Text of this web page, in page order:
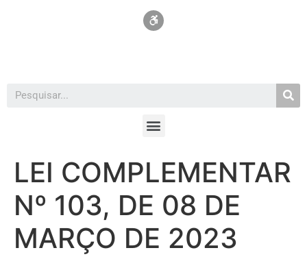
LEI COMPLEMENTAR
Nº 103, DE 08 DE
MARÇO DE 2023